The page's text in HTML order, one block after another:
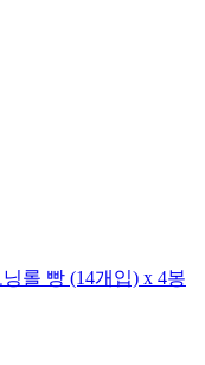
롤 빵 (14개입) x 4봉